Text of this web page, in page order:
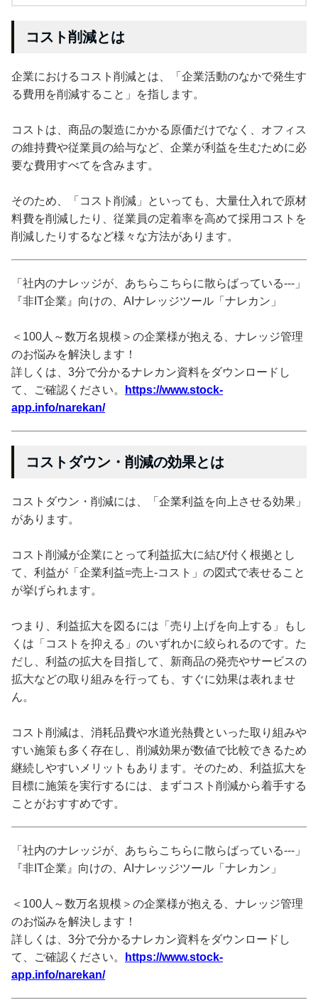
コスト削減とは
企業におけるコスト削減とは、「企業活動のなかで発生す
る費用を削減すること」を指します。
コストは、商品の製造にかかる原価だけでなく、オフィス
の維持費や従業員の給与など、企業が利益を生むために必
要な費用すべてを含みます。
そのため、「コスト削減」といっても、大量仕入れで原材
料費を削減したり、従業員の定着率を高めて採用コストを
削減したりするなど様々な方法があります。
「社内のナレッジが、あちらこちらに散らばっている---」
『非IT企業』向けの、AIナレッジツール「ナレカン」
＜100人～数万名規模＞の企業様が抱える、ナレッジ管理
のお悩みを解決します！
詳しくは、3分で分かるナレカン資料をダウンロードし
て、ご確認ください。
https://www.stock-
app.info/narekan/
コストダウン・削減の効果とは
コストダウン・削減には、「企業利益を向上させる効果」
があります。
コスト削減が企業にとって利益拡大に結び付く根拠とし
て、利益が「企業利益=売上-コスト」の図式で表せること
が挙げられます。
つまり、利益拡大を図るには「売り上げを向上する」もし
くは「コストを抑える」のいずれかに絞られるのです。た
だし、利益の拡大を目指して、新商品の発売やサービスの
拡大などの取り組みを行っても、すぐに効果は表れませ
ん。
コスト削減は、消耗品費や水道光熱費といった取り組みや
すい施策も多く存在し、削減効果が数値で比較できるため
継続しやすいメリットもあります。そのため、利益拡大を
目標に施策を実行するには、まずコスト削減から着手する
ことがおすすめです。
「社内のナレッジが、あちらこちらに散らばっている---」
『非IT企業』向けの、AIナレッジツール「ナレカン」
＜100人～数万名規模＞の企業様が抱える、ナレッジ管理
のお悩みを解決します！
詳しくは、3分で分かるナレカン資料をダウンロードし
て、ご確認ください。
https://www.stock-
app.info/narekan/